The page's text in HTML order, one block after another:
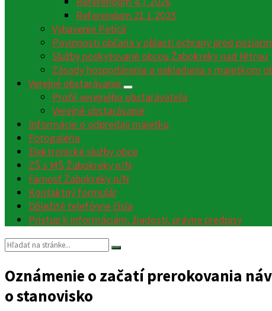
Referendum 21.1.2023
Vybavenie Petícií
Povinnosti občana v oblasti ochrany pred
Služby poskytované obcou Žabokreky nad Nitrou
Zásady hospodárenia a nakladania s majetkom
Verejné obstarávanie
Profil verejného obstarávateľa
Verejné obstarávanie
Informácie o odpredaji majetku
Fotogaléria
Elektronické služby obce
ZŠ s MŠ Žabokreky n/N
Farnosť Žabokreky n/N
Kontaktný formulár
Dôležité telefónne čísla
Prístup k informáciám, žiadosti, právne predpisy
Vyhľadávanie:
Oznámenie o začatí prerokovania
o stanovisko